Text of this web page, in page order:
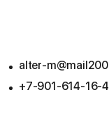
alter-
+7-901-614-16-